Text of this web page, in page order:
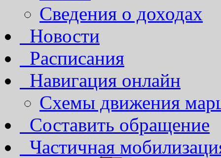
Сведения о доходах
Новости
Расписания
Навигация онлайн
Схемы движения
Составить обращение
Частичная